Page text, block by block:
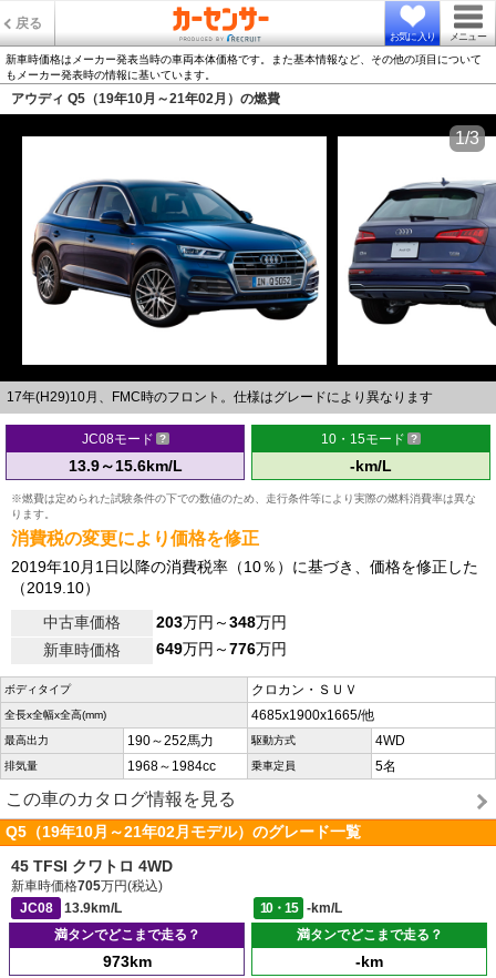
戻る
お気に入り メニュー
新車時価格はメーカー発表当時の車両本体価格です。また基本情報など、その他の項目について
もメーカー発表時の情報に基いています。
アウディ Q5（19年10月～21年02月）の燃費
17年(H29)10月、FMC時のフロント。仕様はグレードにより異なります
1/3
JC08モード
13.9～15.6km/L
10・15モード
-km/L
※燃費は定められた試験条件の下での数値のため、走行条件等により実際の燃料消費率は異な
ります。
消費税の変更により価格を修正
2019年10月1日以降の消費税率（10％）に基づき、価格を修正した
（2019.10）
中古車価格
203万円～348万円
新車時価格
649万円～776万円
ボディタイプ クロカン・ＳＵＶ
全長x全幅x全高(mm) 4685x1900x1665/他
最高出力 190～252馬力 駆動方式 4WD
排気量 1968～1984cc 乗車定員 5名
この車のカタログ情報を見る
Q5（19年10月～21年02月モデル）のグレード一覧
45 TFSI クワトロ 4WD
新車時価格705万円(税込)
JC08
13.9km/L 10・15
-km/L
満タンでどこまで走る？
973km
満タンでどこまで走る？
-km